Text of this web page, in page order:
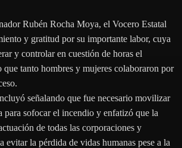
Rubén Rocha Moya, el Vocero Estatal
y gratitud por su importante labor, cuya
y controlar en cuestión de horas el
que tanto hombres y mujeres colaboraron por
señalando que fue necesario movilizar
para sofocar el incendio y enfatizó que la
de todas las corporaciones y
evitar la pérdida de vidas humanas pese a la